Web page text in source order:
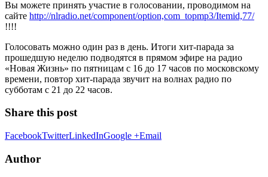
Вы можете принять участие в голосовании, проводимом на
сайте http://nlradio.net/component/option,com_topmp3/Itemid,77/
!!!!
Голосовать можно один раз в день. Итоги хит-парада за
прошедшую неделю подводятся в прямом эфире на радио
«Новая Жизнь» по пятницам с 16 до 17 часов по московскому
времени, повтор хит-парада звучит на волнах радио по
субботам с 21 до 22 часов.
Share this post
FacebookTwitterLinkedInGoogle +Email
Author